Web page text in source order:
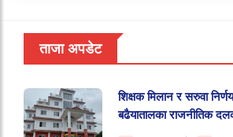
ताजा अपडेट
शिक्षक मिलान र सरुवा
बढैयातालका राजनीतिक